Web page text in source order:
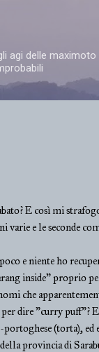
agi delle
E così mi
e le seconde
e niente ho
inside" proprio
che
dire "curry puff"?
(torta), ed
provincia di